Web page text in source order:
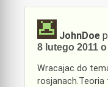
JohnDoe
8 lutego 2011
Wracajac do